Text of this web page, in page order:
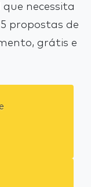
necessita
propostas de
grátis e